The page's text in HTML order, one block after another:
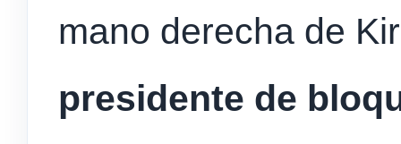
mano derecha de
presidente de